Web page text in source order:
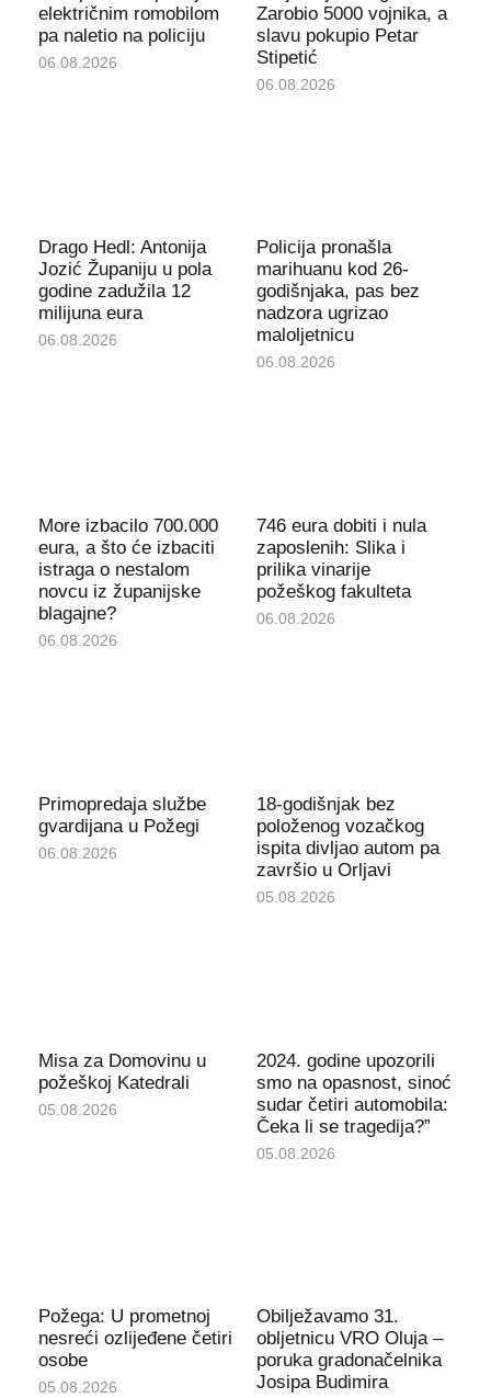
električnim romobilom
pa naletio na policiju
06.08.2026
Zarobio 5000 vojnika, a
slavu pokupio Petar
Stipetić
06.08.2026
Drago Hedl: Antonija
Jozić Županiju u pola
godine zadužila 12
milijuna eura
06.08.2026
Policija pronašla
marihuanu kod 26-
godišnjaka, pas bez
nadzora ugrizao
maloljetnicu
06.08.2026
More izbacilo 700.000
eura, a što će izbaciti
istraga o nestalom
novcu iz županijske
blagajne?
06.08.2026
746 eura dobiti i nula
zaposlenih: Slika i
prilika vinarije
požeškog fakulteta
06.08.2026
Primopredaja službe
gvardijana u Požegi
06.08.2026
18-godišnjak bez
položenog vozačkog
ispita divljao autom pa
završio u Orljavi
05.08.2026
Misa za Domovinu u
požeškoj Katedrali
05.08.2026
2024. godine upozorili
smo na opasnost, sinoć
sudar četiri automobila:
Čeka li se tragedija?”
05.08.2026
Požega: U prometnoj
nesreći ozlijeđene četiri
osobe
05.08.2026
Obilježavamo 31.
obljetnicu VRO Oluja –
poruka gradonačelnika
Josipa Budimira